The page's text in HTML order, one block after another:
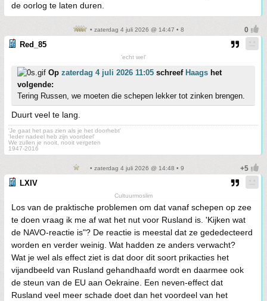
de oorlog te laten duren.
• zaterdag 4 juli 2026 @ 14:47 • 8
Red_85
'echt wel'
Op zaterdag 4 juli 2026 11:05 schreef Haags het
volgende:
Tering Russen, we moeten die schepen lekker tot zinken brengen.
Duurt veel te lang.
'Je gaat het pas zien als je het doorhebt'
'Ieder nadeel heb zijn voordeel'
We zullen je nooit, nooit vergeten
1947-2016
• zaterdag 4 juli 2026 @ 14:48 • 9
LXIV
Cultuurmoslim
Los van de praktische problemen om dat vanaf schepen op zee
te doen vraag ik me af wat het nut voor Rusland is. 'Kijken wat
de NAVO-reactie is"? De reactie is meestal dat ze gededecteerd
worden en verder weinig. Wat hadden ze anders verwacht?
Wat je wel als effect ziet is dat door dit soort prikacties het
vijandbeeld van Rusland gehandhaafd wordt en daarmee ook
de steun van de EU aan Oekraine. Een neven-effect dat
Rusland veel meer schade doet dan het voordeel van het